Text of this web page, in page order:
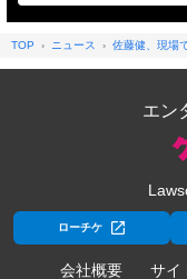
TOP ニュース 佐藤健、現場
エン
ローチケ
会社概要 サイ